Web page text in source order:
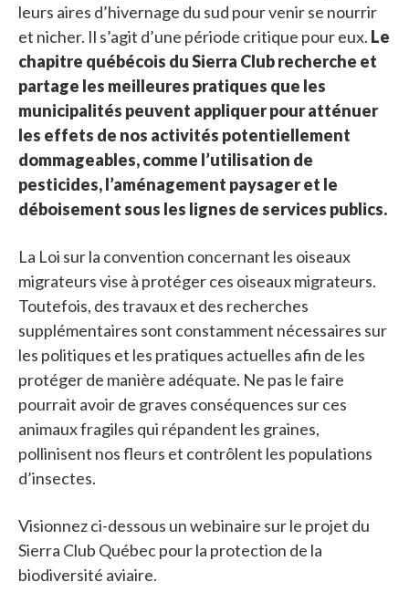
leurs aires d’hivernage du sud pour venir se nourrir
et nicher. Il s’agit d’une période critique pour eux. Le
chapitre québécois du Sierra Club recherche et
partage les meilleures pratiques que les
municipalités peuvent appliquer pour atténuer
les effets de nos activités potentiellement
dommageables, comme l’utilisation de
pesticides, l’aménagement paysager et le
déboisement sous les lignes de services publics.
La Loi sur la convention concernant les oiseaux
migrateurs vise à protéger ces oiseaux migrateurs.
Toutefois, des travaux et des recherches
supplémentaires sont constamment nécessaires sur
les politiques et les pratiques actuelles afin de les
protéger de manière adéquate. Ne pas le faire
pourrait avoir de graves conséquences sur ces
animaux fragiles qui répandent les graines,
pollinisent nos fleurs et contrôlent les populations
d’insectes.
Visionnez ci-dessous un webinaire sur le projet du
Sierra Club Québec pour la protection de la
biodiversité aviaire.